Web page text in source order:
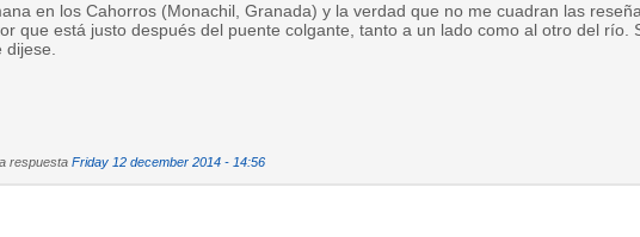
en los Cahorros (Monachil, Granada) y la verdad que no me cuadran las
que está justo después del puente colgante, tanto a un lado como al otro del río.
respuesta Friday 12 december 2014 - 14:56